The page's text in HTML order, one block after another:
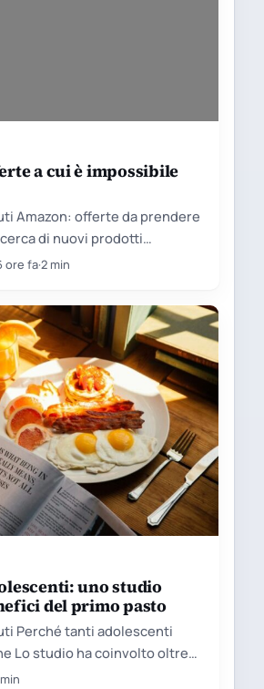
a cui è impossibile
Amazon: offerte da prendere
di nuovi prodotti
ore fa·2 min
uno studio
del primo pasto
Perché tanti adolescenti
Lo studio ha coinvolto oltre